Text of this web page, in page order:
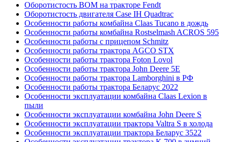
Оборотистость ВОМ на тракторе Fendt
Оборотистость двигателя Case IH Quadtrac
Особенности работы комбайна Claas Tucano в дождь
Особенности работы комбайна Rostselmash ACROS 595
Особенности работы с прицепом Schmitz
Особенности работы трактора AGCO STX
Особенности работы трактора Foton Lovol
Особенности работы трактора John Deere 5E
Особенности работы трактора Lamborghini в РФ
Особенности работы трактора Беларус 2022
Особенности эксплуатации комбайна Claas Lexion в
пыли
Особенности эксплуатации комбайна John Deere S
Особенности эксплуатации трактора Valtra S в холода
Особенности эксплуатации трактора Беларус 3522